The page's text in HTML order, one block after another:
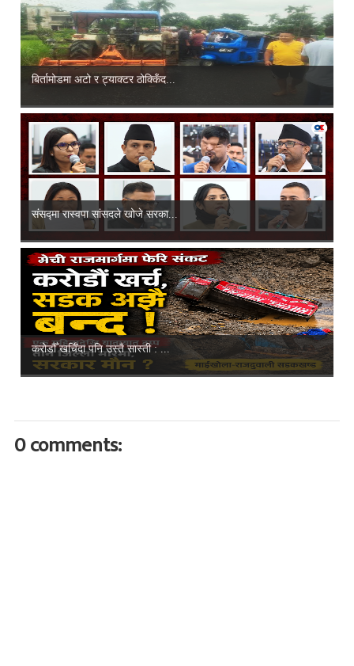
बिर्तामोडमा अटो र ट्याक्टर ठोक्किँद...
संसद्‍मा रास्वपा सांसदले खोजे सरका...
करोडौँ खर्चिँदा पनि उस्तै सास्ती : ...
0 comments: